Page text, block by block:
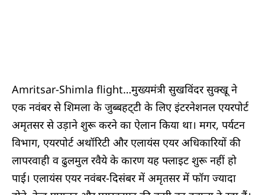
Amritsar-Shimla flight…मुख्यमंत्री सुखविंदर सुक्खू ने
एक नवंबर से शिमला के जुब्बहट्‌टी के लिए इंटरनेशनल एयरपोर्ट
अमृतसर से उड़ाने शुरू करने का ऐलान किया था। मगर, पर्यटन
विभाग, एयरपोर्ट अथॉरिटी और एलायंस एयर अधिकारियों की
लापरवाही व ढुलमुल रवैये के कारण यह फ्लाइट शुरू नहीं हो
पाई। एलायंस एयर नवंबर-दिसंबर में अमृतसर में फॉग ज्यादा